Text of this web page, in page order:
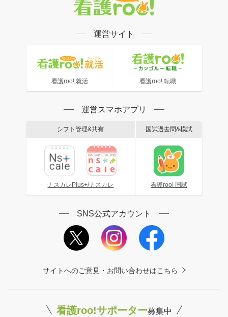
運営サイト
看護roo! 就活 看護roo! 転職
運営スマホアプリ
シフト管理&共有
ナスカレPlus+/ナスカレ
国試過去問&模試
看護roo! 国試
SNS公式アカウント
サイトへのご意見・お問い合わせはこちら
看護roo!サポーター募集中